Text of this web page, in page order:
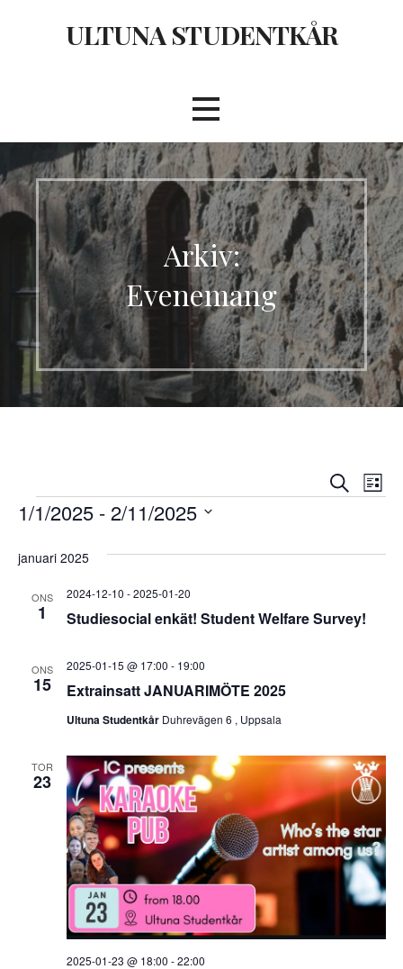
ULTUNA STUDENTKÅR
Arkiv:
Evenemang
E
e
e
g
S
e
Sök
E
n
y
n
a
v
i
g
e
r
Lista
Evenemang
1/1/2025 - 2/11/2025
ä
januari 2025
ONS
1 Studiesocial enkät! Student Welfare Survey!
2024-12-10 -2025-01-20
ONS
15 Extrainsatt JANUARIMÖTE 2025
2025-01-15 @ 17:00 - 19:00
Ultuna Studentkår Duhrevägen 6 , Uppsala
TOR
23
2025-01-23 @ 18:00 -22:00